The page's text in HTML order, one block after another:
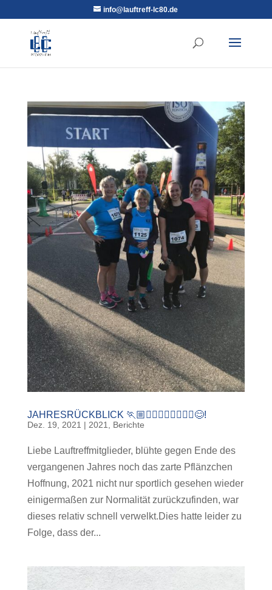
info@lauftreff-lc80.de
JAHRESRÜCKBLICK 🏃🏼🏃🏻‍♂️🏃🏽‍♀️🏃‍♀️😊!
Dez. 19, 2021 | 2021 Berichte
Liebe Lauftreffmitglieder, blühte gegen Ende des
vergangenen Jahres noch das zarte Pflänzchen
Hoffnung, 2021 nicht nur sportlich gesehen wieder
einigermaßen zur Normalität zurückzufinden, war
dieses relativ schnell verwelkt.Dies hatte leider zu
Folge, dass der...